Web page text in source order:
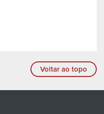
Voltar ao topo